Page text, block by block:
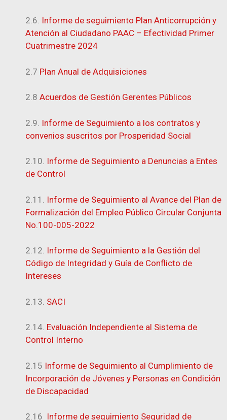
2.6. Informe de seguimiento Plan Anticorrupción y
Atención al Ciudadano PAAC – Efectividad Primer
Cuatrimestre 2024
2.7 Plan Anual de Adquisiciones
2.8 Acuerdos de Gestión Gerentes Públicos
2.9. Informe de Seguimiento a los contratos y
convenios suscritos por Prosperidad Social
2.10. Informe de Seguimiento a Denuncias a Entes
de Control
2.11. Informe de Seguimiento al Avance del Plan de
Formalización del Empleo Público Circular Conjunta
No.100-005-2022
2.12. Informe de Seguimiento a la Gestión del
Código de Integridad y Guía de Conflicto de
Intereses
2.13. SACI
2.14. Evaluación Independiente al Sistema de
Control Interno
2.15 Informe de Seguimiento al Cumplimiento de
Incorporación de Jóvenes y Personas en Condición
de Discapacidad
2.16 Informe de seguimiento Seguridad de